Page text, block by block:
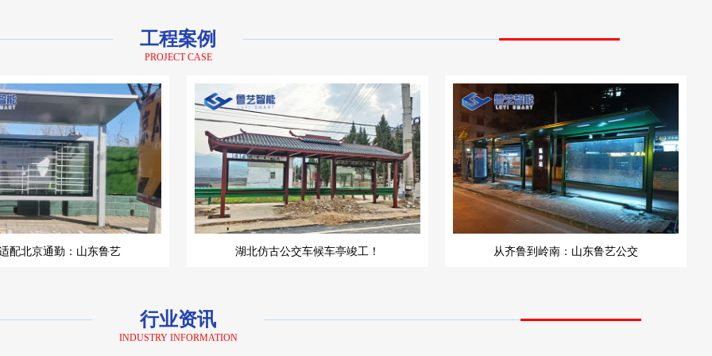
工程案例
PROJECT CASE
配北京通勤：山东鲁艺 湖北仿古公交车候车亭竣工！ 从齐鲁到岭南：山东鲁艺公交
行业资讯
INDUSTRY INFORMATION